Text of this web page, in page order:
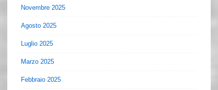
Novembre 2025
Agosto 2025
Luglio 2025
Marzo 2025
Febbraio 2025